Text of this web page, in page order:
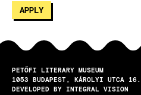
PETŐFI LITERARY MUSEUM
1053
BUDAPEST
KÁROLYI UTCA 16.
DEVELOPED BY INTEGRAL VISION